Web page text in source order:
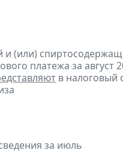
и (или)
платежа за август
в налоговый
за июль